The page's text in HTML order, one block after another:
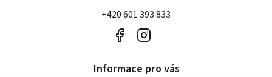
+420 601 393 833
Informace pro vás